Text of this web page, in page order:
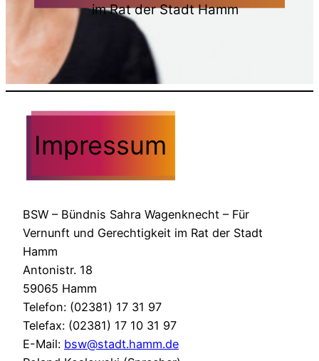
im Rat der Stadt Hamm
Impressum
BSW – Bündnis Sahra Wagenknecht – Für
Vernunft und Gerechtigkeit im Rat der Stadt
Hamm
Antonistr. 18
59065 Hamm
Telefon: (02381) 17 31 97
Telefax: (02381) 17 10 31 97
E-Mail: bsw@stadt.hamm.de